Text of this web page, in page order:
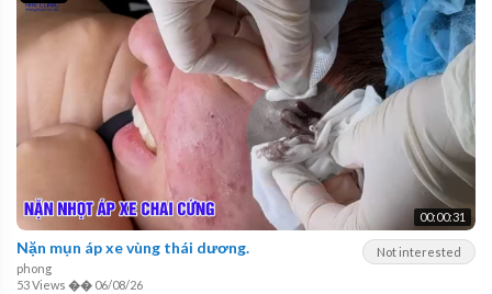
00:00:31
Not interested
Nặn mụn áp xe vùng thái dương.
phong
53 Views �� 06/08/26